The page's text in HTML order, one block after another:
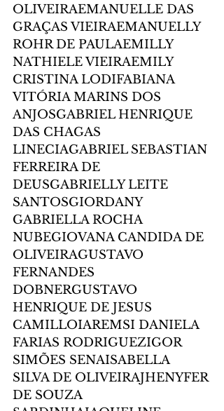
OLIVEIRAEMANUELLE DAS
GRAÇAS VIEIRAEMANUELLY
ROHR DE PAULAEMILLY
NATHIELE VIEIRAEMILY
CRISTINA LODIFABIANA
VITÓRIA MARINS DOS
ANJOSGABRIEL HENRIQUE
DAS CHAGAS
LINECIAGABRIEL SEBASTIAN
FERREIRA DE
DEUSGABRIELLY LEITE
SANTOSGIORDANY
GABRIELLA ROCHA
NUBEGIOVANA CANDIDA DE
OLIVEIRAGUSTAVO
FERNANDES
DOBNERGUSTAVO
HENRIQUE DE JESUS
CAMILLOIAREMSI DANIELA
FARIAS RODRIGUEZIGOR
SIMÕES SENAISABELLA
SILVA DE OLIVEIRAJHENYFER
DE SOUZA